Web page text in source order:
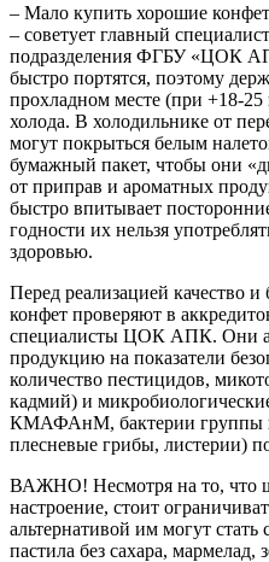
– Мало купить хорошие
– советует главный
подразделения ФГБУ «ЦОК
быстро портятся, поэтому
прохладном месте (при +18-25
холода. В холодильнике от
могут покрыться белым
бумажный пакет, чтобы они
от приправ и ароматных
быстро впитывает
годности их нельзя
здоровью.
Перед реализацией качество и
конфет проверяют в
специалисты ЦОК АПК. Они
продукцию на показатели
количество пестицидов,
кадмий) и
КМАФАнМ, бактерии группы
плесневые грибы, листерии)
ВАЖНО! Несмотря на то, что
настроение, стоит
альтернативой им могут
пастила без сахара,